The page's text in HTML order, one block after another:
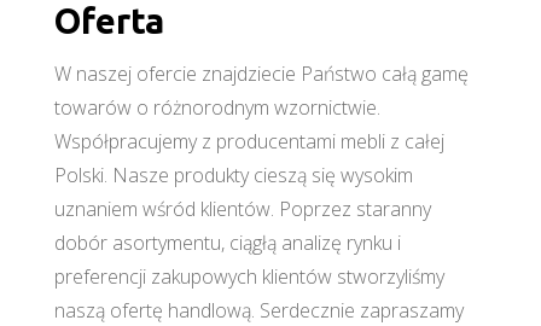
Oferta
W naszej ofercie znajdziecie Państwo całą gamę
towarów o różnorodnym wzornictwie.
Współpracujemy z producentami mebli z całej
Polski. Nasze produkty cieszą się wysokim
uznaniem wśród klientów. Poprzez staranny
dobór asortymentu, ciągłą analizę rynku i
preferencji zakupowych klientów stworzyliśmy
naszą ofertę handlową. Serdecznie zapraszamy